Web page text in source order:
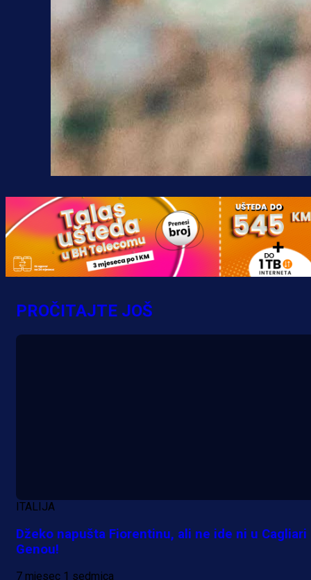
PROČITAJTE JOŠ
ITALIJA
Džeko napušta Fiorentinu, ali ne ide ni u Cagliari
Genou!
7 mjesec 1 sedmica